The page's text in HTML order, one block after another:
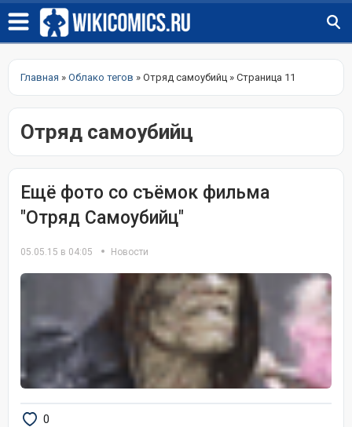
Главная » Облако тегов » Отряд самоубийц » Страница 11
Отряд самоубийц
Ещё фото со съёмок фильма
"Отряд Самоубийц"
05.05.15 в 04:05 Новости
0